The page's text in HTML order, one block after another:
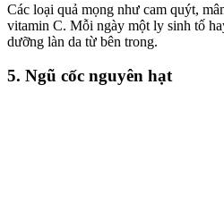
Các loại quả mọng như cam quýt,
vitamin C. Mỗi ngày một ly sinh tố
dưỡng làn da từ bên trong.
5. Ngũ cốc nguyên hạt